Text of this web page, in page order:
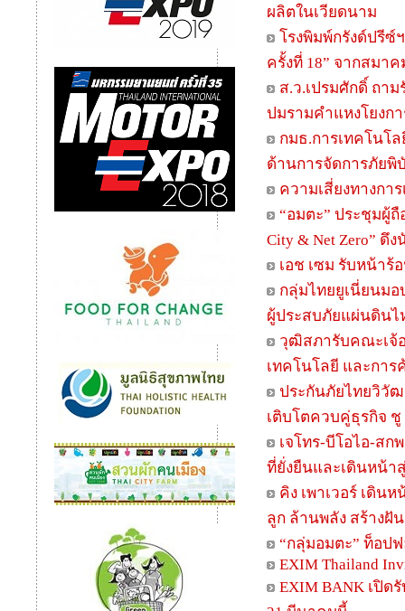
ผลิตในเวียดนาม
โรงพิมพ์กรังด์ปรีซ์
ครั้งที่ 18” จากสมา
ส.ว.เปรมศักดิ์ ถา
ปมรามคำแหงโยงกา
กมธ.การเทคโนโ
ด้านการจัดการภัยพิ
ความเสี่ยงทางกา
“อมตะ” ประชุมผู้
City & Net Zero”
เอช เซม รับหน้าร้
กลุ่มไทยยูเนี่ยนมอ
ผู้ประสบภัยแผ่นดินไ
วุฒิสภารับคณะเจ้
เทคโนโลยี และการ
ประกันภัยไทยวิวัฒ
เติบโตควบคู่ธุรกิจ ชู
เจโทร-บีโอไอ-สก
ที่ยั่งยืนและเดินหน้า
คิง เพาเวอร์ เดิน
ลูก ล้านพลัง สร้างฝัน
“กลุ่มอมตะ” ท็อป
EXIM Thailand
EXIM BANK เปิด